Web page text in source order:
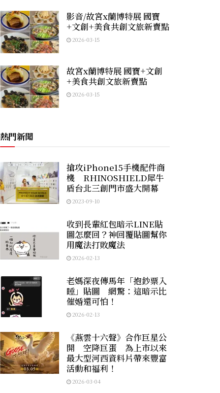
影音/故宮x蘭博特展 國寶
+文創+美食共創文旅新賣點
2026-03-15
故宮x蘭博特展 國寶+文創
+美食共創文旅新賣點
2026-03-15
熱門新聞
搶攻iPhone15手機配件商
機 RHINOSHIELD犀牛
盾台北三創門市盛大開幕
2023-09-10
收到長輩紅包暗示LINE貼
圖怎麼回？神回覆貼圖幫你
用魔法打敗魔法
2026-02-13
老媽深夜傳馬年「抱鈔票入
睡」貼圖 網驚：這暗示比
催婚還可怕！
2026-02-13
《燕雲十六聲》合作巨星公
開 空降巨蛋 為上市以來
最大型河西資料片帶來豐富
活動和福利！
2026-03-04